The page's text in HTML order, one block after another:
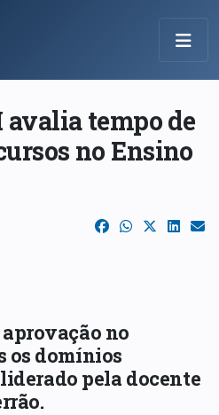
avalia tempo de
no Ensino
no
os domínios
pela docente